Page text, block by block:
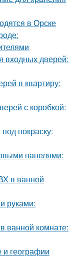
в Орске
входных дверей:
в квартиру:
с коробкой:
покраску:
панелями:
в ванной
руками:
ванной комнате:
географии